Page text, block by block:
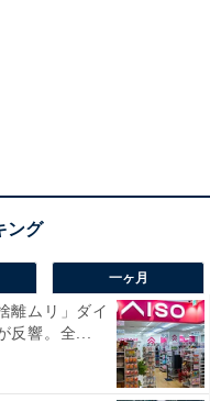
一ヶ月
離ムリ」ダイ
反響。全...